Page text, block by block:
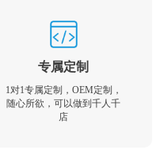
专属定制
1对1专属定制，OEM定制，
随心所欲，可以做到千人千
店